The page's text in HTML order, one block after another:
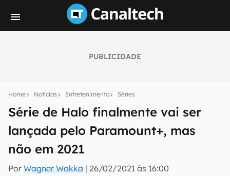
PUBLICIDADE
Home Notícias Entretenimento Séries
Série de Halo finalmente vai ser
lançada pelo Paramount+, mas
não em 2021
Por Wagner Wakka | 26/02/2021 às 16:00
notícias e reviews sobre tecnologia em primeira
mão.
E-mail
inscreva-se